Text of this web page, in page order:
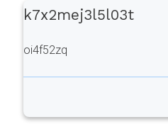
k7x2mej3l5l03t
oi4f52zq